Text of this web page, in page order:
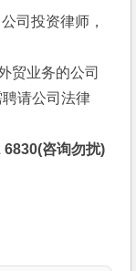
司投资律师，
贸业务的公司
请公司法律
咨询勿扰)